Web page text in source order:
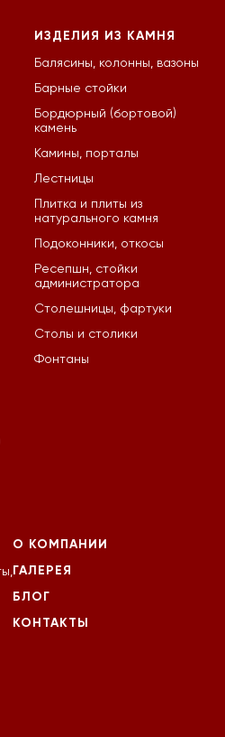
ИЗДЕЛИЯ ИЗ КАМНЯ
Балясины, колонны, вазоны
Барные стойки
Бордюрный (бортовой)
камень
Камины, порталы
Лестницы
Плитка и плиты из
натурального камня
Подоконники, откосы
Ресепшн, стойки
администратора
Столешницы, фартуки
Столы и столики
Фонтаны
О КОМПАНИИ
ГАЛЕРЕЯ
БЛОГ
КОНТАКТЫ